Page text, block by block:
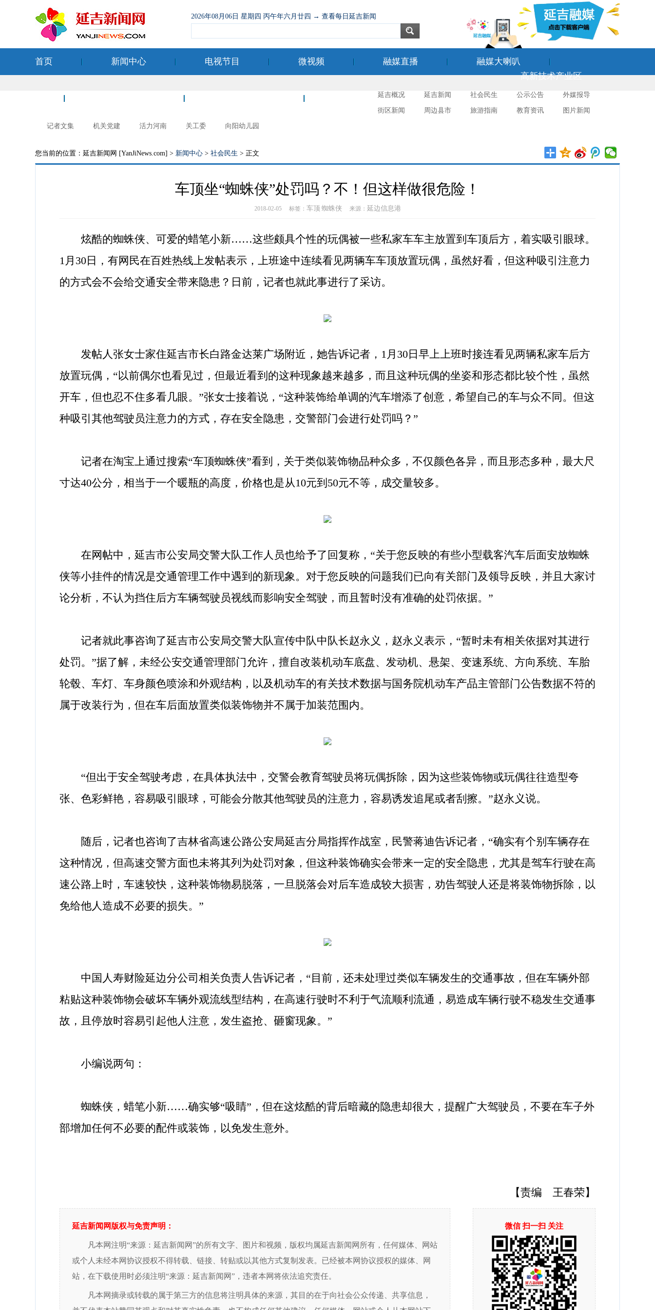
2026年08月06日 星期四 丙午年六月廿四 → 查看每日延吉新闻
首页 新闻中心 电视节目 微视频 融媒直播
融媒大喇叭
高新技术产业区
延吉概况 延吉新闻 社会民生 公示公告 外媒报导
街区新闻 周边县市 旅游指南 教育资讯 图片新闻
记者文集 机关党建 活力河南 关工委 向阳幼儿园
您当前的位置：延吉新闻网 [YanJiNews.com] > 新闻中心 > 社会民生 > 正文
车顶坐“蜘蛛侠”处罚吗？不！但这样做很危险！
2018-02-05 标签： 车顶 蜘蛛侠 来源： 延边信息港
炫酷的蜘蛛侠、可爱的蜡笔小新……这些颇具个性的玩偶被一些私家车车主放置到车顶后方，着实吸引眼球。
1月30日，有网民在百姓热线上发帖表示，上班途中连续看见两辆车车顶放置玩偶，虽然好看，但这种吸引注意力
的方式会不会给交通安全带来隐患？日前，记者也就此事进行了采访。
发帖人张女士家住延吉市长白路金达莱广场附近，她告诉记者，1月30日早上上班时接连看见两辆私家车后方
放置玩偶，“以前偶尔也看见过，但最近看到的这种现象越来越多，而且这种玩偶的坐姿和形态都比较个性，虽然
开车，但也忍不住多看几眼。”张女士接着说，“这种装饰给单调的汽车增添了创意，希望自己的车与众不同。但这
种吸引其他驾驶员注意力的方式，存在安全隐患，交警部门会进行处罚吗？”
记者在淘宝上通过搜索“车顶蜘蛛侠”看到，关于类似装饰物品种众多，不仅颜色各异，而且形态多种，最大尺
寸达40公分，相当于一个暖瓶的高度，价格也是从10元到50元不等，成交量较多。
在网帖中，延吉市公安局交警大队工作人员也给予了回复称，“关于您反映的有些小型载客汽车后面安放蜘蛛
侠等小挂件的情况是交通管理工作中遇到的新现象。对于您反映的问题我们已向有关部门及领导反映，并且大家讨
论分析，不认为挡住后方车辆驾驶员视线而影响安全驾驶，而且暂时没有准确的处罚依据。”
记者就此事咨询了延吉市公安局交警大队宣传中队中队长赵永义，赵永义表示，“暂时未有相关依据对其进行
处罚。”据了解，未经公安交通管理部门允许，擅自改装机动车底盘、发动机、悬架、变速系统、方向系统、车胎
轮毂、车灯、车身颜色喷涂和外观结构，以及机动车的有关技术数据与国务院机动车产品主管部门公告数据不符的
属于改装行为，但在车后面放置类似装饰物并不属于加装范围内。
“但出于安全驾驶考虑，在具体执法中，交警会教育驾驶员将玩偶拆除，因为这些装饰物或玩偶往往造型夸
张、色彩鲜艳，容易吸引眼球，可能会分散其他驾驶员的注意力，容易诱发追尾或者刮擦。”赵永义说。
随后，记者也咨询了吉林省高速公路公安局延吉分局指挥作战室，民警蒋迪告诉记者，“确实有个别车辆存在
这种情况，但高速交警方面也未将其列为处罚对象，但这种装饰确实会带来一定的安全隐患，尤其是驾车行驶在高
速公路上时，车速较快，这种装饰物易脱落，一旦脱落会对后车造成较大损害，劝告驾驶人还是将装饰物拆除，以
免给他人造成不必要的损失。”
中国人寿财险延边分公司相关负责人告诉记者，“目前，还未处理过类似车辆发生的交通事故，但在车辆外部
粘贴这种装饰物会破坏车辆外观流线型结构，在高速行驶时不利于气流顺利流通，易造成车辆行驶不稳发生交通事
故，且停放时容易引起他人注意，发生盗抢、砸窗现象。”
小编说两句：
蜘蛛侠，蜡笔小新……确实够“吸睛”，但在这炫酷的背后暗藏的隐患却很大，提醒广大驾驶员，不要在车子外
部增加任何不必要的配件或装饰，以免发生意外。
【责编 王春荣】
微信 扫一扫 关注
延吉新闻网版权与免责声明：
凡本网注明“来源：延吉新闻网”的所有文字、图片和视频，版权均属延吉新闻网所有，任何媒体、网站
或个人未经本网协议授权不得转载、链接、转贴或以其他方式复制发表。已经被本网协议授权的媒体、网
站，在下载使用时必须注明“来源：延吉新闻网”，违者本网将依法追究责任。
凡本网摘录或转载的属于第三方的信息将注明具体的来源，其目的在于向社会公众传递、共享信息，